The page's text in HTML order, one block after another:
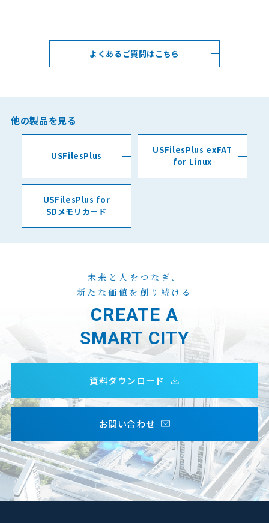
よくあるご質問はこちら
他の製品を見る
USFilesPlus
USFilesPlus exFAT
for Linux
USFilesPlus for
SDメモリカード
未来と人をつなぎ、
新たな価値を創り続ける
CREATE A
SMART CITY
資料ダウンロード
お問い合わせ